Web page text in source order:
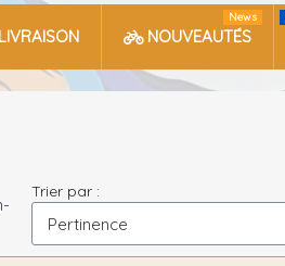
LIVRAISON NOUVEAUTÉS
News
Trier par :